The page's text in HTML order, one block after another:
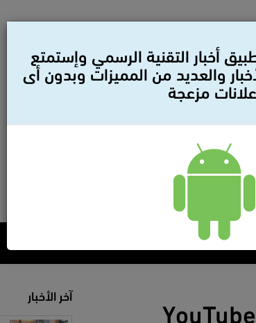
سيارات مراجعات
آخر الأخبار
أخبار التقنية الرسمي وإستمتع
والعديد من المميزات وبدون أى
مزعجة